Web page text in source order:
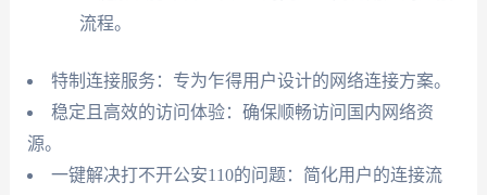
流程。
特制连接服务：专为乍得用户设计的网络连接方案。
稳定且高效的访问体验：确保顺畅访问国内网络资
源。
一键解决打不开公安110的问题：简化用户的连接流